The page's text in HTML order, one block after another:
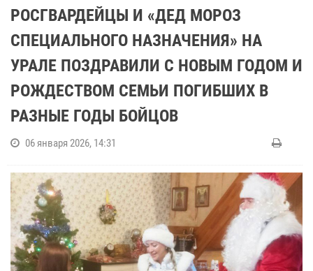
РОСГВАРДЕЙЦЫ И «ДЕД МОРОЗ
СПЕЦИАЛЬНОГО НАЗНАЧЕНИЯ» НА
УРАЛЕ ПОЗДРАВИЛИ С НОВЫМ ГОДОМ И
РОЖДЕСТВОМ СЕМЬИ ПОГИБШИХ В
РАЗНЫЕ ГОДЫ БОЙЦОВ
06 января 2026, 14:31